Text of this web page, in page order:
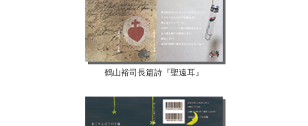
鶴山裕司長篇詩『聖遠耳』